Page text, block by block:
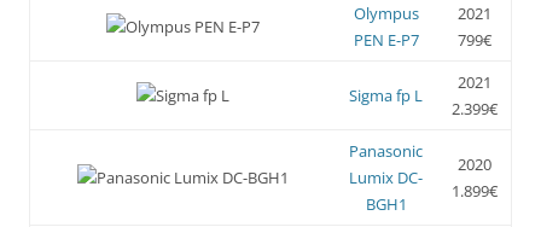
Olympus
PEN E-P7
2021
799€
Sigma fp L
2021
2.399€
Panasonic
Lumix DC-
BGH1
2020
1.899€